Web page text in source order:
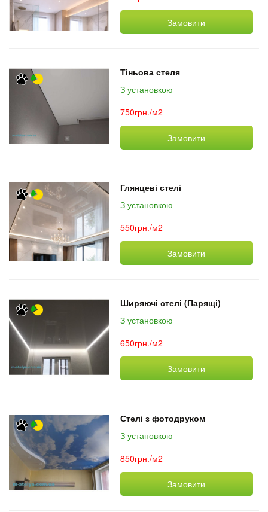
Замовити
Тіньова стеля
З установкою
750грн./м2
Замовити
Глянцеві стелі
З установкою
550грн./м2
Замовити
Ширяючі стелі (Парящі)
З установкою
650грн./м2
Замовити
Стелі з фотодруком
З установкою
850грн./м2
Замовити